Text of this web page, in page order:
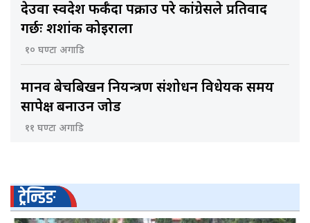
देउवा स्वदेश फर्कँदा पक्राउ परे कांग्रेसले प्रतिवाद
गर्छः शशांक कोइराला
१० घण्टा अगाडि
मानव बेचबिखन नियन्त्रण संशोधन विधेयक समय
सापेक्ष बनाउन जोड
११ घण्टा अगाडि
ट्रेन्डिङ